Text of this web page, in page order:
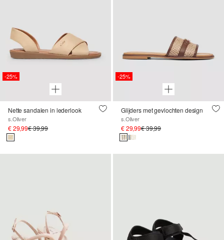
-25%
Nette sandalen in lederlook
s.Oliver
€ 29,99€ 39,99
-25%
Glijders met gevlochten design
s.Oliver
€ 29,99€ 39,99